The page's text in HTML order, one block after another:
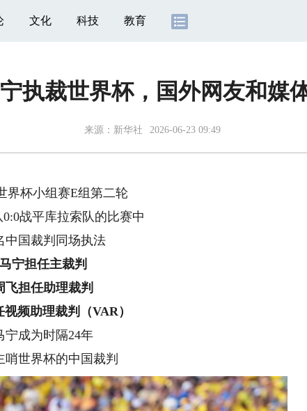
文化 科技 教育
执裁世界杯，国外网友和媒
来源： 新华社 2026-06-23 09:49
杯小组赛E组第二轮
战平库拉索队的比赛中
裁判同场执法
宁担任主裁判
飞担任助理裁判
频助理裁判（VAR）
为时隔24年
界杯的中国裁判